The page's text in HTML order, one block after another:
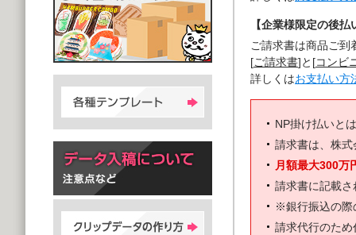
【企業様限定の後
ご請求書は商品ご到
[ご請求書]と[コンビ
詳しくはお支払い方
NP掛け払いと
請求書は、株
月額最大300万
請求書に記載
※銀行振込の際
請求代行のた